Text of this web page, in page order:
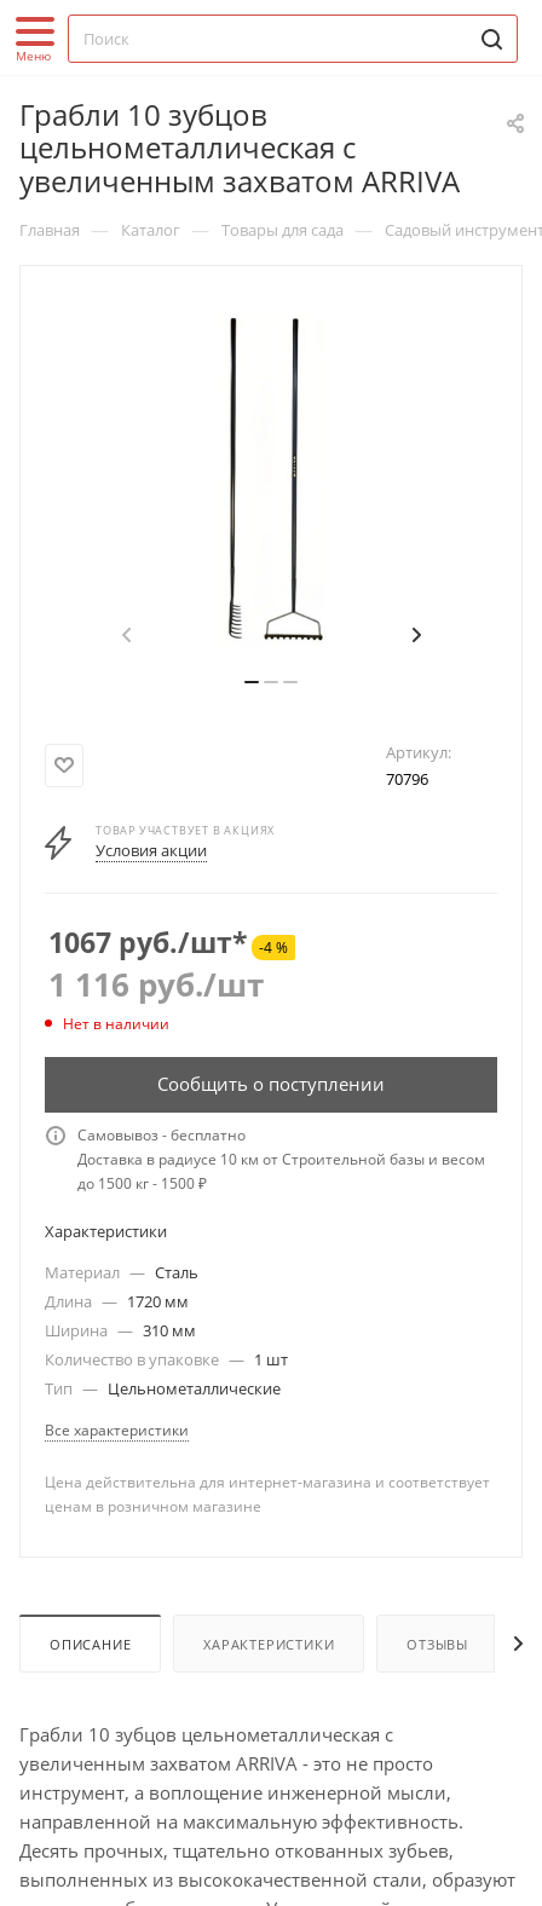
Грабли 10 зубцов
цельнометаллическая с
увеличенным захватом ARRIVA
Главная — Каталог — Товары для сада — Садовый
Артикул:
70796
ТОВАР УЧАСТВУЕТ В АКЦИЯХ
Условия акции
1067 руб./шт* -4 %
1 116 руб./шт
Нет в наличии
Сообщить о поступлении
Самовывоз - бесплатно
Доставка в радиусе 10 км от Строительной базы и весом
до 1500 кг - 1500 ₽
Характеристики
Материал — Сталь
Длина — 1720 мм
Ширина — 310 мм
Количество в упаковке — 1 шт
Тип — Цельнометаллические
Все характеристики
Цена действительна для интернет-магазина и соответствует
ценам в розничном магазине
ОПИСАНИЕ ХАРАКТЕРИСТИКИ ОТЗЫВЫ
Грабли 10 зубцов цельнометаллическая с
увеличенным захватом ARRIVA - это не просто
инструмент, а воплощение инженерной мысли,
направленной на максимальную эффективность.
Десять прочных, тщательно откованных зубьев,
выполненных из высококачественной стали, образуют